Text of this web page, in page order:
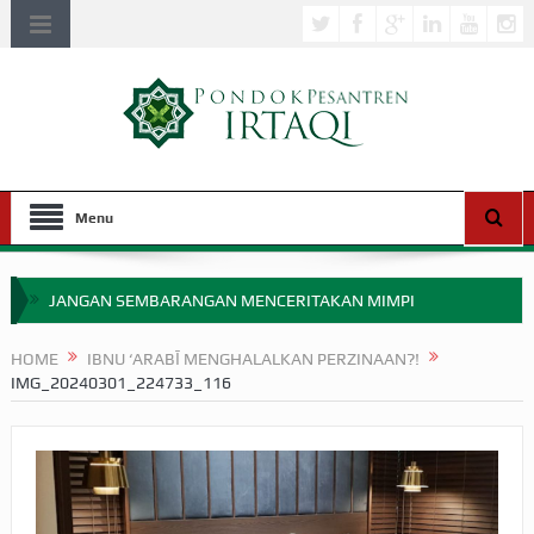
Menu
JANGAN SEMBARANGAN MENCERITAKAN MIMPI
MIMPI YANG DIABAIKAN MENJELANG PERANG BADAR
SEBELUM TIBA SAAT WAJIB?
HAKIKAT NIKMAT DI DUNIA!
HOME
IBNU ‘ARABĪ MENGHALALKAN PERZINAAN?!
IMG_20240301_224733_116